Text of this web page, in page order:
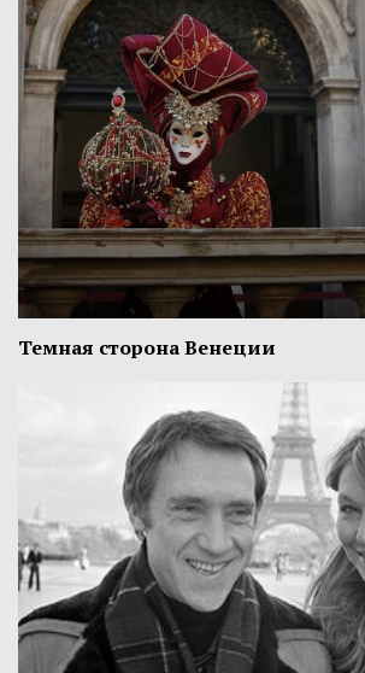
Темная сторона Венеции